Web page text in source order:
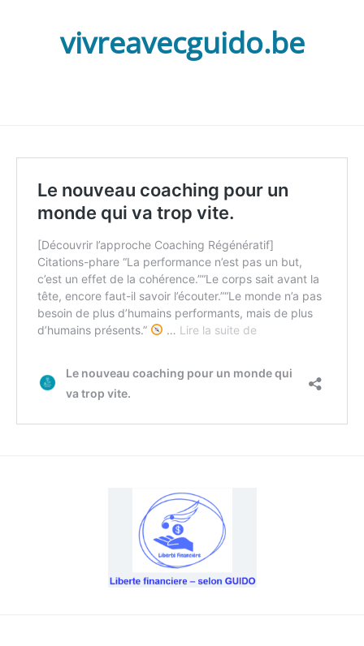
vivreavecguido.be